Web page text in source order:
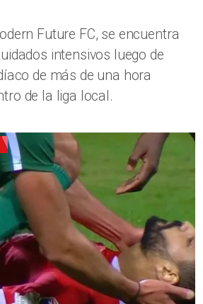
Future FC, se encuentra
intensivos luego de
de más de una hora
de la liga local.